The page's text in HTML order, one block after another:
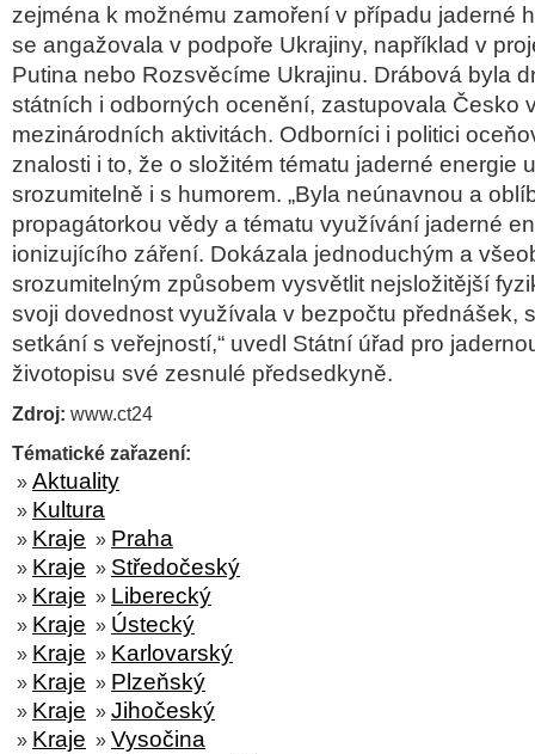
zejména k možnému zamoření v případu jaderné
se angažovala v podpoře Ukrajiny, například v
Putina nebo Rozsvěcíme Ukrajinu. Drábová byla
státních i odborných ocenění, zastupovala Česko
mezinárodních aktivitách. Odborníci i politici
znalosti i to, že o složitém tématu jaderné energie
srozumitelně i s humorem. „Byla neúnavnou a
propagátorkou vědy a tématu využívání jaderné
ionizujícího záření. Dokázala jednoduchým a
srozumitelným způsobem vysvětlit nejsložitější
svoji dovednost využívala v bezpočtu přednášek,
setkání s veřejností,“ uvedl Státní úřad pro
životopisu své zesnulé předsedkyně.
Zdroj: www.ct24
Tématické zařazení:
» Aktuality
» Kultura
» Kraje » Praha
» Kraje » Středočeský
» Kraje » Liberecký
» Kraje » Ústecký
» Kraje » Karlovarský
» Kraje » Plzeňský
» Kraje » Jihočeský
» Kraje » Vysočina